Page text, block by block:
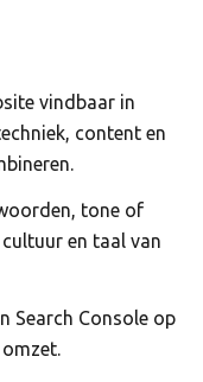
vindbaar in
content en
tone of
en taal van
Search Console op